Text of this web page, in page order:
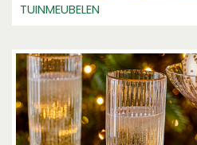
TUINMEUBELEN